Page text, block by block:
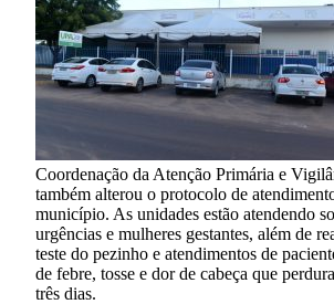
Coordenação da Atenção Primária e
também alterou o protocolo de
município. As unidades estão atendendo
urgências e mulheres gestantes, além de
teste do pezinho e atendimentos de
de febre, tosse e dor de cabeça que
três dias.